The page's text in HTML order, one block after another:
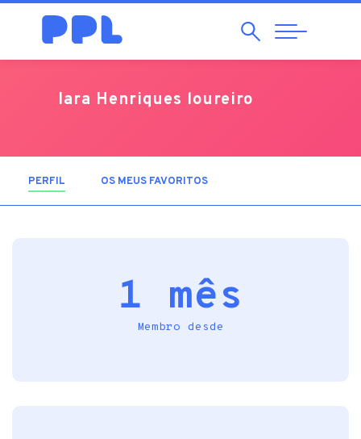
Pesquisar
Abrir
Navegação
Iara Henriques loureiro
PERFIL (SEPARADOR ATIVO)
OS MEUS FAVORITOS
1 mês
Membro desde